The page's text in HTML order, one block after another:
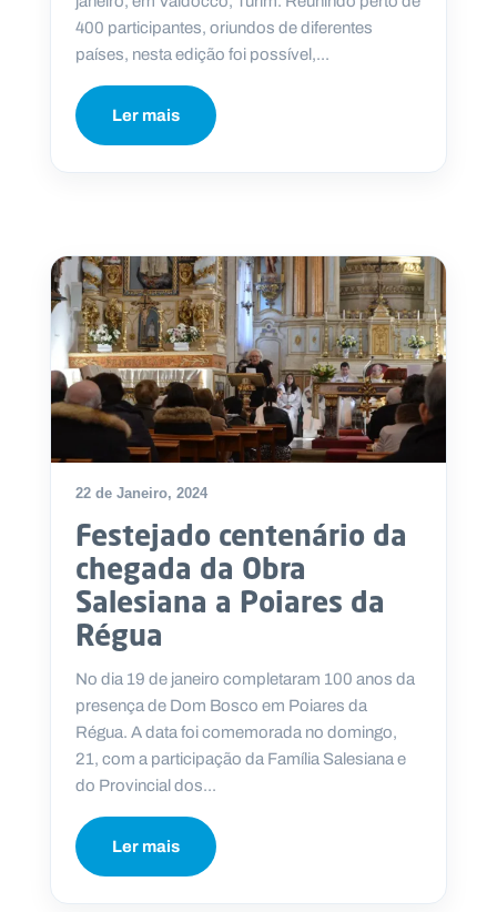
400 participantes, oriundos de diferentes
países, nesta edição foi possível,...
Ler mais
22 de Janeiro, 2024
Festejado centenário da
chegada da Obra
Salesiana a Poiares da
Régua
No dia 19 de janeiro completaram 100 anos da
presença de Dom Bosco em Poiares da
Régua. A data foi comemorada no domingo,
21, com a participação da Família Salesiana e
do Provincial dos...
Ler mais